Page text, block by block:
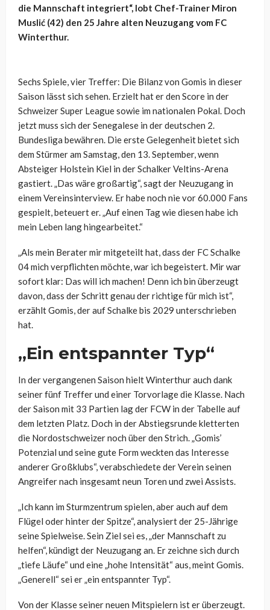
die Mannschaft integriert“, lobt Chef-Trainer Miron
Muslić (42) den 25 Jahre alten Neuzugang vom FC
Winterthur.
Sechs Spiele, vier Treffer: Die Bilanz von Gomis in dieser
Saison lässt sich sehen. Erzielt hat er den Score in der
Schweizer Super League sowie im nationalen Pokal. Doch
jetzt muss sich der Senegalese in der deutschen 2.
Bundesliga bewähren. Die erste Gelegenheit bietet sich
dem Stürmer am Samstag, den 13. September, wenn
Absteiger Holstein Kiel in der Schalker Veltins-Arena
gastiert. „Das wäre großartig“, sagt der Neuzugang in
einem Vereinsinterview. Er habe noch nie vor 60.000 Fans
gespielt, beteuert er. „Auf einen Tag wie diesen habe ich
mein Leben lang hingearbeitet.“
„Als mein Berater mir mitgeteilt hat, dass der FC Schalke
04 mich verpflichten möchte, war ich begeistert. Mir war
sofort klar: Das will ich machen! Denn ich bin überzeugt
davon, dass der Schritt genau der richtige für mich ist“,
erzählt Gomis, der auf Schalke bis 2029 unterschrieben
hat.
„Ein entspannter Typ“
In der vergangenen Saison hielt Winterthur auch dank
seiner fünf Treffer und einer Torvorlage die Klasse. Nach
der Saison mit 33 Partien lag der FCW in der Tabelle auf
dem letzten Platz. Doch in der Abstiegsrunde kletterten
die Nordostschweizer noch über den Strich. „Gomis’
Potenzial und seine gute Form weckten das Interesse
anderer Großklubs“, verabschiedete der Verein seinen
Angreifer nach insgesamt neun Toren und zwei Assists.
„Ich kann im Sturmzentrum spielen, aber auch auf dem
Flügel oder hinter der Spitze“, analysiert der 25-Jährige
seine Spielweise. Sein Ziel sei es, „der Mannschaft zu
helfen“, kündigt der Neuzugang an. Er zeichne sich durch
„tiefe Läufe“ und eine „hohe Intensität“ aus, meint Gomis.
„Generell“ sei er „ein entspannter Typ“.
Von der Klasse seiner neuen Mitspielern ist er überzeugt.